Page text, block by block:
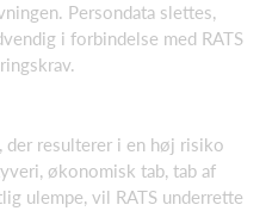
Persondata slettes,
i forbindelse med RATS
resulterer i en høj risiko
økonomisk tab, tab af
ulempe, vil RATS underrette